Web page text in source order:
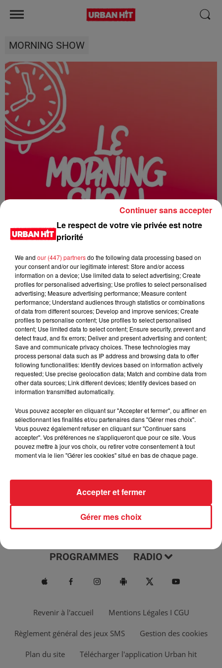
MORNING SHOW
0:00 2 min 35 sec
19 février 2025 - 2 min 35 sec
MORNING SHOW 08H16 du 19.02.2025
Le Morning Show
ACTUS MUSIQUES
PROGRAMMES RADIO
Revenir à l'accueil Mentions Légales I CGU
Règlement général des jeux SMS Gestion des cookies
Plan du site Télécharger l'application Urban hit
Le respect de votre vie privée est notre
priorité
We and our (447) partnersdo the following data processing based on
your consent and/or our legitimate interest: Store and/or access
information on a device; Use limited data to select advertising; Create
profiles for personalised advertising; Use profiles to select personalised
advertising; Measure advertising performance; Measure content
performance; Understand audiences through statistics or combinations
of data from different sources; Develop and improve services; Create
profiles to personalise content; Use profiles to select personalised
content; Use limited data to select content; Ensure security, prevent and
detect fraud, and fix errors; Deliver and present advertising and content;
Save and communicate privacy choices. These technologies may
process personal data such as IP address and browsing data to offer
following functionalities: Identify devices based on information actively
requested; Use precise geolocation data; Match and combine data from
other data sources; Link different devices; Identify devices based on
information transmitted automatically.
Vous pouvez accepter en cliquant sur "Accepter et fermer", ou affiner en
sélectionnant les finalités et/ou partenaires dans "Gérer mes choix".
Vous pouvez également refuser en cliquant sur "Continuer sans
accepter". Vos préférences ne s'appliqueront que pour ce site. Vous
pouvez mettre à jour vos choix, ou retirer votre consentement à tout
moment via le lien "Gérer les cookies" situé en bas de chaque page.
Gérer mes choix
Accepter et fermer
Continuer sans accepter